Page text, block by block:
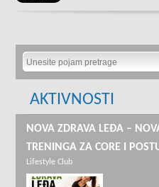
AKTIVNOSTI
NOVA ZDRAVA LEĐA –
TRENINGA ZA CORE I
Lifestyle Club